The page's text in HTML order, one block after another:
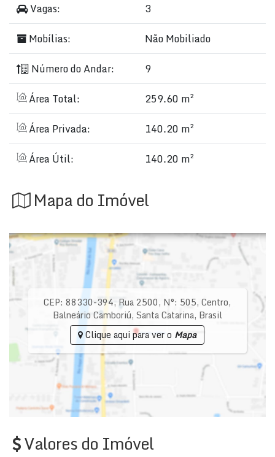
Vagas:
3
Mobílias:
Não Mobiliado
Número do Andar:
9
Área Total:
259.60 m²
Área Privada:
140.20 m²
Área Útil:
140.20 m²
Mapa do Imóvel
CEP: 88330-394, Rua 2500, N°: 505,Centro,
Balneário Camboriú, Santa Catarina, Brasil
Clique aqui para ver o Mapa
Valores do Imóvel